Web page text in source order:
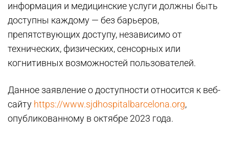
информация и медицинские услуги должны быть
доступны каждому — без барьеров,
препятствующих доступу, независимо от
технических, физических, сенсорных или
когнитивных возможностей пользователей.
Данное заявление о доступности относится к веб-
сайту https://www.sjdhospitalbarcelona.org,
опубликованному в октябре 2023 года.